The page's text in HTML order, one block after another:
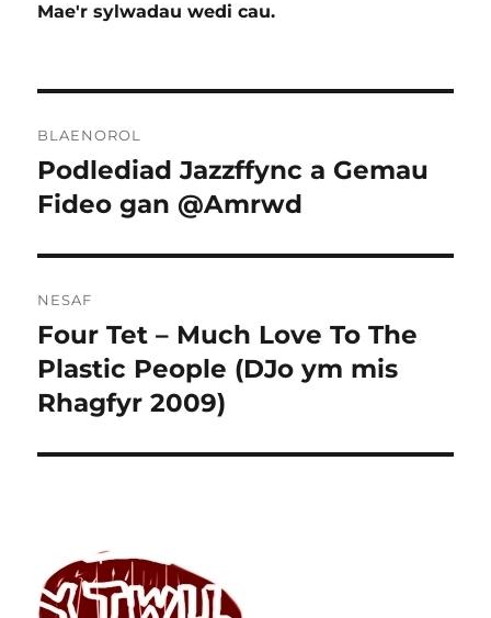
Mae'r sylwadau wedi cau.
cofnod
BLAENOROL
Cofnod
blaenorol:
Podlediad Jazzffync a Gemau
Fideo gan @Amrwd
NESAF
Cofnod
nesaf:
Four Tet – Much Love To The
Plastic People (DJo ym mis
Rhagfyr 2009)